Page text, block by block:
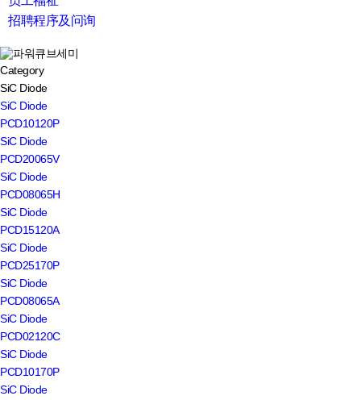
招聘程序及问询
search
Category
SiC Diode
SiC Diode
PCD10120P
SiC Diode
PCD20065V
SiC Diode
PCD08065H
SiC Diode
PCD15120A
SiC Diode
PCD25170P
SiC Diode
PCD08065A
SiC Diode
PCD02120C
SiC Diode
PCD10170P
SiC Diode